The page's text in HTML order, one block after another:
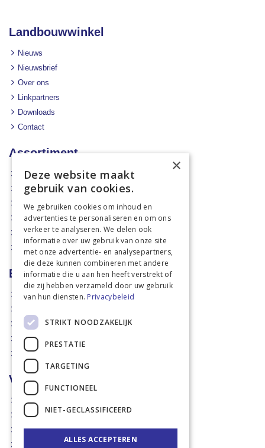
Landbouwwinkel
Nieuws
Nieuwsbrief
Over ons
Linkpartners
Downloads
Contact
Assortiment
Aanbiedingen
Mechanisatie
Stal & Erf
Weidetechniek
Dierbenodigdheden
Actiefolders
Betalen en verzenden
Hoe bestellen?
Afhaalmogelijkheden
Verzendkosten
Retouren
Voorwaarden
Privacy policy & Cookies
Algemene voorwaarden
Garantie en klachten
×
Deze website maakt
gebruik van cookies.
We gebruiken cookies om inhoud en
advertenties te personaliseren en om ons
verkeer te analyseren. We delen ook
informatie over uw gebruik van onze site
met onze advertentie- en analysepartners,
die deze kunnen combineren met andere
informatie die u aan hen heeft verstrekt of
die zij hebben verzameld door uw gebruik
van hun diensten. Privacybeleid
STRIKT NOODZAKELIJK
PRESTATIE
TARGETING
FUNCTIONEEL
NIET-GECLASSIFICEERD
ALLES ACCEPTEREN